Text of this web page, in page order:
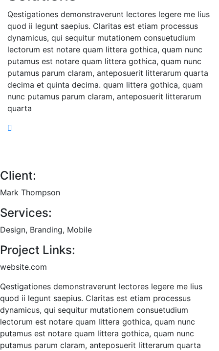
Qestigationes demonstraverunt lectores legere me lius
quod ii legunt saepius. Claritas est etiam processus
dynamicus, qui sequitur mutationem consuetudium
lectorum est notare quam littera gothica, quam nunc
putamus est notare quam littera gothica, quam nunc
putamus parum claram, anteposuerit litterarum quarta
decima et quinta decima. quam littera gothica, quam
nunc putamus parum claram, anteposuerit litterarum
quarta
Client:
Mark Thompson
Services:
Design, Branding, Mobile
Project Links:
website.com
Qestigationes demonstraverunt lectores legere me lius
quod ii legunt saepius. Claritas est etiam processus
dynamicus, qui sequitur mutationem consuetudium
lectorum est notare quam littera gothica, quam nunc
putamus est notare quam littera gothica, quam nunc
putamus parum claram, anteposuerit litterarum quarta